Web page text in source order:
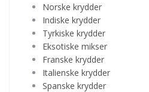
Norske krydder
Indiske krydder
Tyrkiske krydder
Eksotiske mikser
Franske krydder
Italienske krydder
Spanske krydder